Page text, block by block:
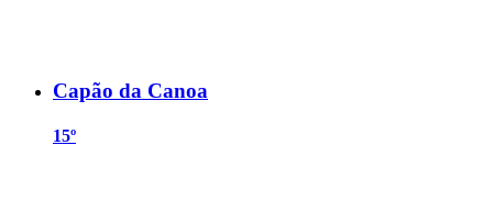
Capão da Canoa
15º